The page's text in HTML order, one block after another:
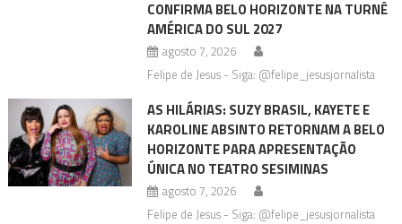
CONFIRMA BELO HORIZONTE NA TURNÊ
AMÉRICA DO SUL 2027
agosto 7, 2026
Felipe de Jesus - Siga: @felipe_jesusjornalista
AS HILÁRIAS: SUZY BRASIL, KAYETE E
KAROLINE ABSINTO RETORNAM A BELO
HORIZONTE PARA APRESENTAÇÃO
ÚNICA NO TEATRO SESIMINAS
agosto 7, 2026
Felipe de Jesus - Siga: @felipe_jesusjornalista